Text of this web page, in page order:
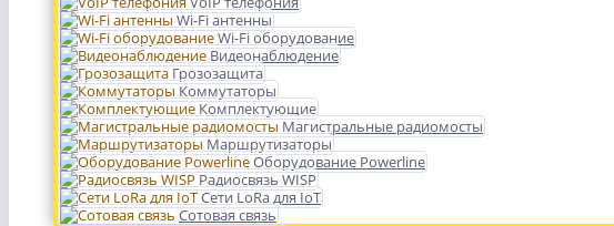
Wi-Fi антенны
Wi-Fi оборудование
Видеонаблюдение
Грозозащита
Коммутаторы
Комплектующие
Магистральные радиомосты
Маршрутизаторы
Оборудование Powerline
Радиосвязь WISP
Сети LoRa для IoT
Сотовая связь